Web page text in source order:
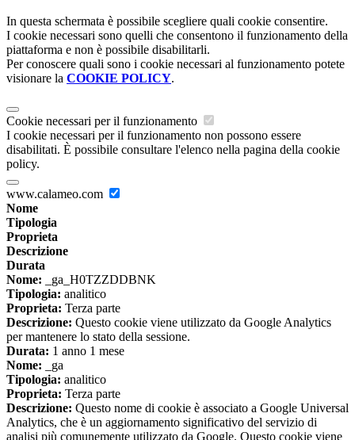
In questa schermata è possibile scegliere quali cookie consentire.
I cookie necessari sono quelli che consentono il funzionamento della
piattaforma e non è possibile disabilitarli.
Per conoscere quali sono i cookie necessari al funzionamento potete
visionare la COOKIE POLICY.
Cookie necessari per il funzionamento
I cookie necessari per il funzionamento non possono essere
disabilitati. È possibile consultare l'elenco nella pagina della cookie
policy.
www.calameo.com
Nome
Tipologia
Proprieta
Descrizione
Durata
Nome: _ga_H0TZZDDBNK
Tipologia: analitico
Proprieta: Terza parte
Descrizione: Questo cookie viene utilizzato da Google Analytics
per mantenere lo stato della sessione.
Durata: 1 anno 1 mese
Nome: _ga
Tipologia: analitico
Proprieta: Terza parte
Descrizione: Questo nome di cookie è associato a Google Universal
Analytics, che è un aggiornamento significativo del servizio di
analisi più comunemente utilizzato da Google. Questo cookie viene